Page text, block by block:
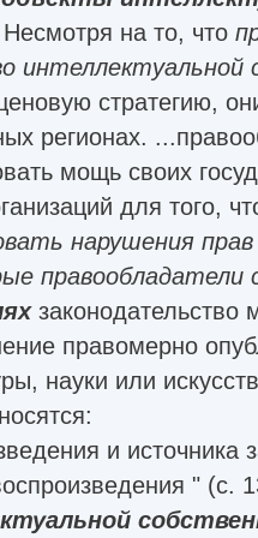
на то, что
интеллектуальной
стратегию,
регионах.
мощь своих
для того,
нарушения
правообладатели
законодательство
правомерно
науки или
и источника
" (с.